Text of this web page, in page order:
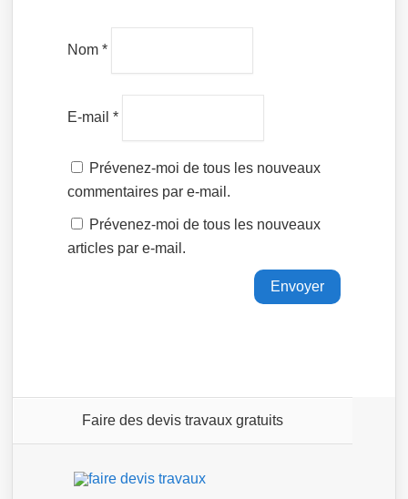
Nom*
E-mail*
Prévenez-moi de tous les nouveaux
commentaires par e-mail.
Prévenez-moi de tous les nouveaux
articles par e-mail.
Faire des devis travaux gratuits